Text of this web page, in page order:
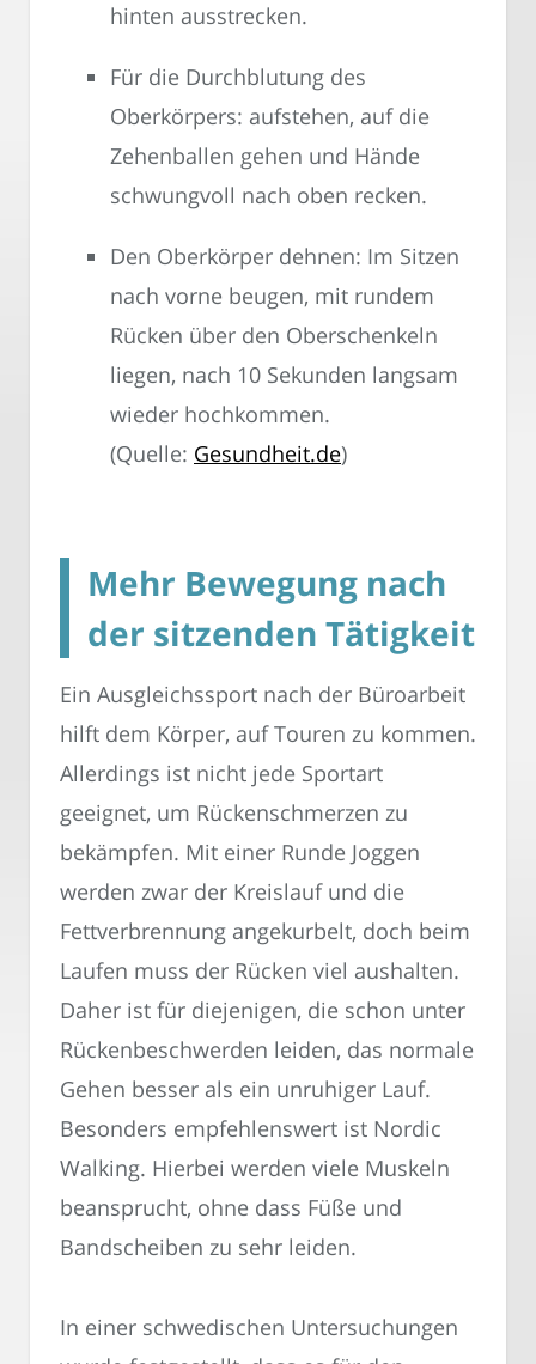
hinten ausstrecken.
Für die Durchblutung des
Oberkörpers: aufstehen, auf die
Zehenballen gehen und Hände
schwungvoll nach oben recken.
Den Oberkörper dehnen: Im Sitzen
nach vorne beugen, mit rundem
Rücken über den Oberschenkeln
liegen, nach 10 Sekunden langsam
wieder hochkommen.
(Quelle: Gesundheit.de)
Mehr Bewegung nach
der sitzenden Tätigkeit
Ein Ausgleichssport nach der Büroarbeit
hilft dem Körper, auf Touren zu kommen.
Allerdings ist nicht jede Sportart
geeignet, um Rückenschmerzen zu
bekämpfen. Mit einer Runde Joggen
werden zwar der Kreislauf und die
Fettverbrennung angekurbelt, doch beim
Laufen muss der Rücken viel aushalten.
Daher ist für diejenigen, die schon unter
Rückenbeschwerden leiden, das normale
Gehen besser als ein unruhiger Lauf.
Besonders empfehlenswert ist Nordic
Walking. Hierbei werden viele Muskeln
beansprucht, ohne dass Füße und
Bandscheiben zu sehr leiden.
In einer schwedischen Untersuchungen